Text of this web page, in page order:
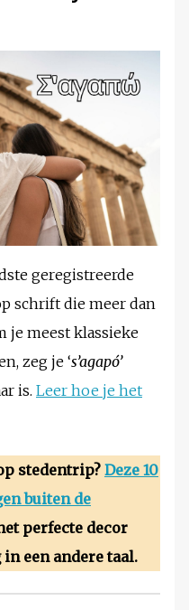
geregistreerde
schrift die meer dan
je meest klassieke
zeg je ‘s’agapó’
is. Leer hoe je het
stedentrip?Deze 10
buiten de
perfecte decor
een andere taal.